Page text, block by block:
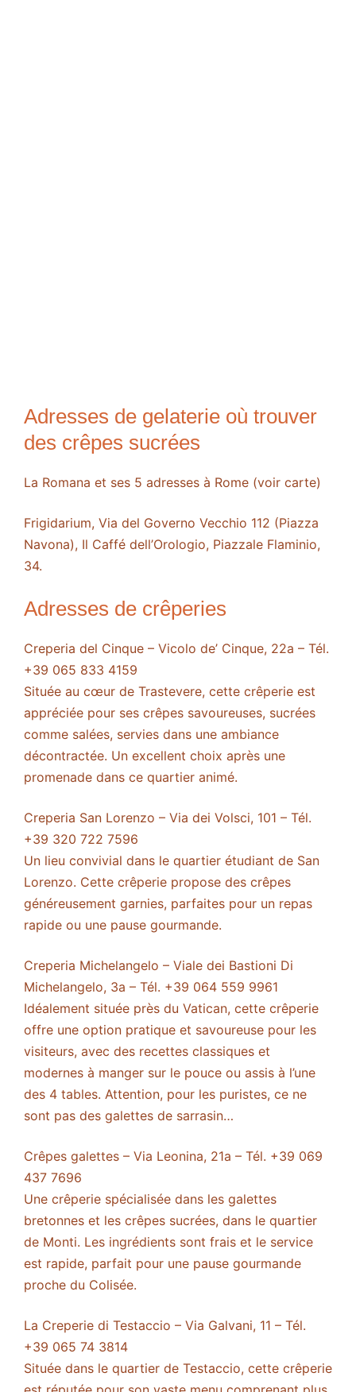
Adresses de gelaterie où trouver
des crêpes sucrées
La Romana et ses 5 adresses à Rome (voir carte)
Frigidarium, Via del Governo Vecchio 112 (Piazza
Navona), Il Caffé dell’Orologio, Piazzale Flaminio,
34.
Adresses de crêperies
Creperia del Cinque – Vicolo de’ Cinque, 22a – Tél.
+39 065 833 4159
Située au cœur de Trastevere, cette crêperie est
appréciée pour ses crêpes savoureuses, sucrées
comme salées, servies dans une ambiance
décontractée. Un excellent choix après une
promenade dans ce quartier animé.
Creperia San Lorenzo – Via dei Volsci, 101 – Tél.
+39 320 722 7596
Un lieu convivial dans le quartier étudiant de San
Lorenzo. Cette crêperie propose des crêpes
généreusement garnies, parfaites pour un repas
rapide ou une pause gourmande.
Creperia Michelangelo – Viale dei Bastioni Di
Michelangelo, 3a – Tél. +39 064 559 9961
Idéalement située près du Vatican, cette crêperie
offre une option pratique et savoureuse pour les
visiteurs, avec des recettes classiques et
modernes à manger sur le pouce ou assis à l’une
des 4 tables. Attention, pour les puristes, ce ne
sont pas des galettes de sarrasin…
Crêpes galettes – Via Leonina, 21a – Tél. +39 069
437 7696
Une crêperie spécialisée dans les galettes
bretonnes et les crêpes sucrées, dans le quartier
de Monti. Les ingrédients sont frais et le service
est rapide, parfait pour une pause gourmande
proche du Colisée.
La Creperie di Testaccio – Via Galvani, 11 – Tél.
+39 065 74 3814
Située dans le quartier de Testaccio, cette crêperie